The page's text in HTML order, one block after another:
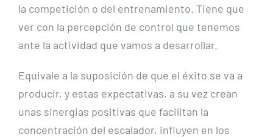
la competición o del entrenamiento. Tiene que
ver con la percepción de control que tenemos
ante la actividad que vamos a desarrollar.
Equivale a la suposición de que el éxito se va a
producir, y estas expectativas, a su vez crean
unas sinergias positivas que facilitan la
concentración del escalador, influyen en los